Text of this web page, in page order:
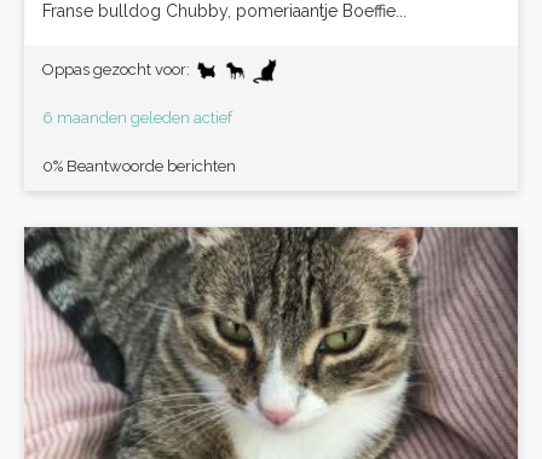
Franse bulldog Chubby, pomeriaantje Boeffie...
Oppas gezocht voor:
6 maanden geleden actief
0% Beantwoorde berichten